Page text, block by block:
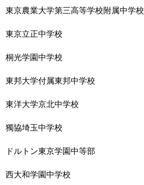
東京農業大学第三高等学校附属中学校
東京立正中学校
桐光学園中学校
東邦大学付属東邦中学校
東洋大学京北中学校
獨協埼玉中学校
ドルトン東京学園中等部
西大和学園中学校